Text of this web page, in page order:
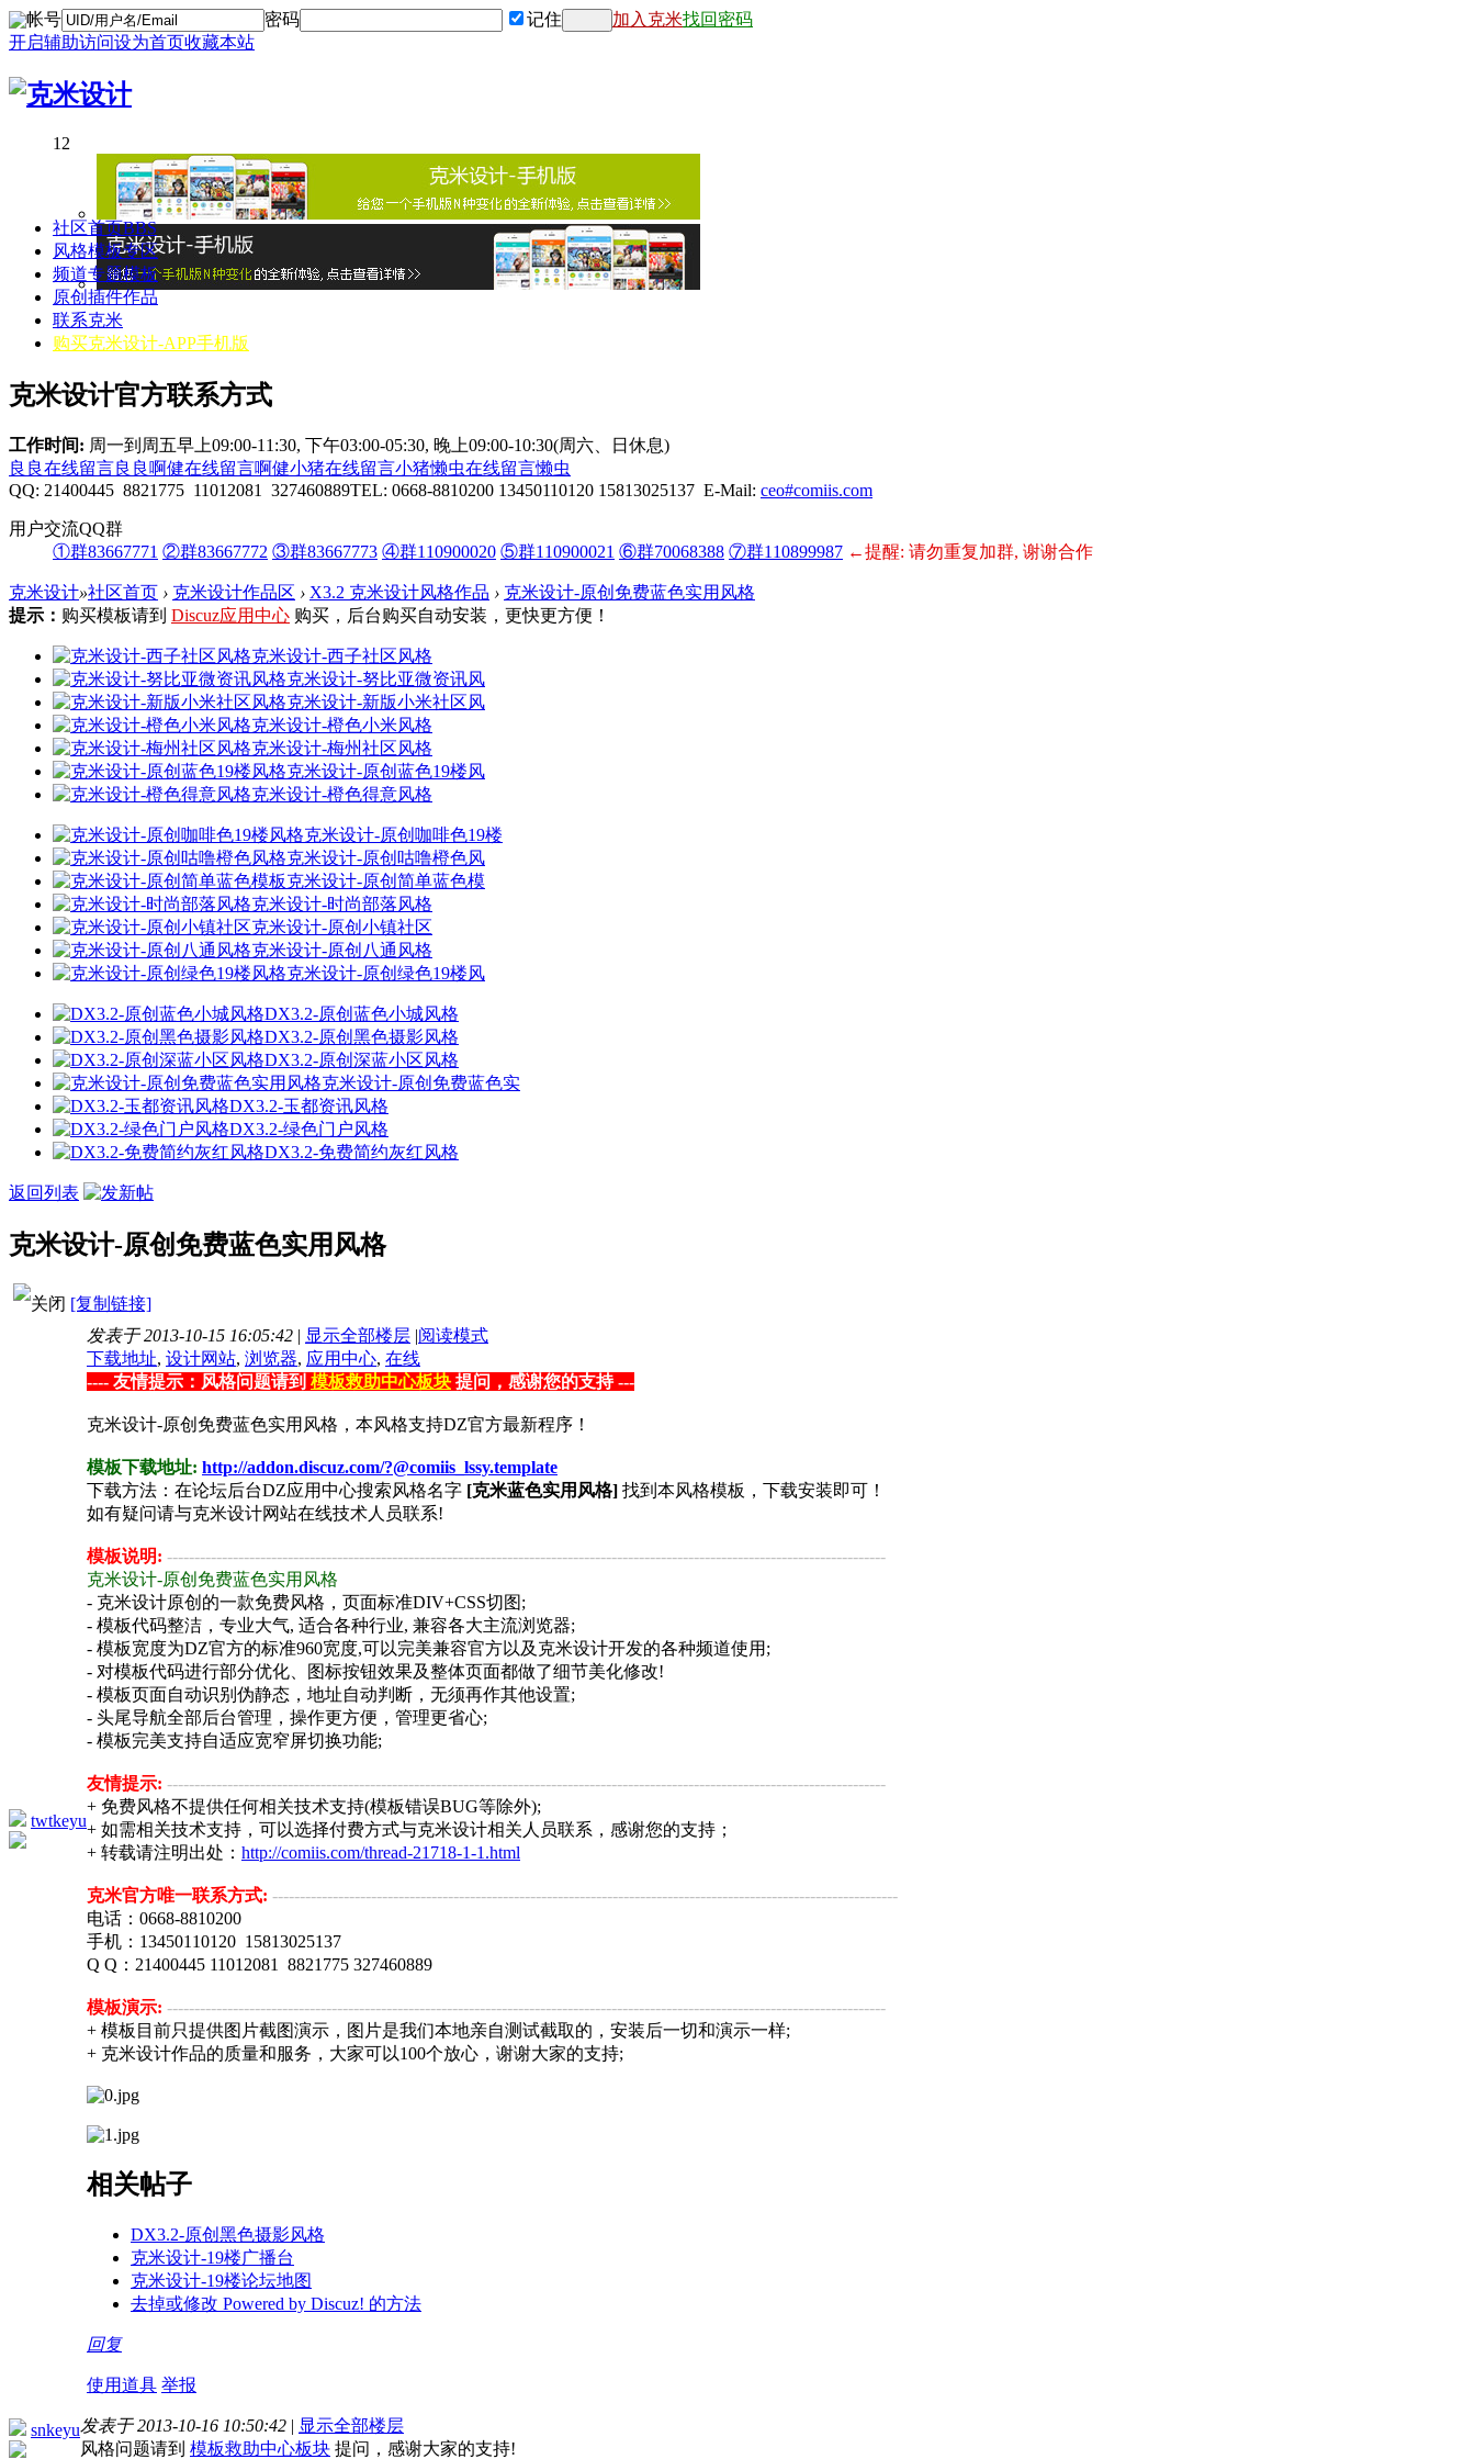
帐号 密码 记住 加入克米找回密码
开启辅助访问设为首页收藏本站
1 2
社区首页BBS
风格模板专区
频道专题模板
原创插件作品
联系克米
购买克米设计-APP手机版
克米设计官方联系方式
工作时间: 周一到周五早上09:00-11:30, 下午03:00-05:30, 晚上09:00-10:30(周六、日休息)
良良在线留言良良 啊健在线留言啊健小猪在线留言小猪懒虫在线留言懒虫
QQ: 21400445 8821775 11012081 327460889TEL: 0668-8810200 13450110120 15813025137 E-Mail: ceo#comiis.com
用户交流QQ群
①群83667771 ②群83667772 ③群83667773 ④群110900020 ⑤群110900021 ⑥群70068388 ⑦群110899987 ←提醒: 请勿重复加群, 谢谢合作
克米设计»社区首页 › 克米设计作品区 › X3.2 克米设计风格作品 › 克米设计-原创免费蓝色实用风格
提示： 购买模板请到 Discuz应用中心 购买，后台购买自动安装，更快更方便！
克米设计-西子社区风格
克米设计-努比亚微资讯风
克米设计-新版小米社区风
克米设计-橙色小米风格
克米设计-梅州社区风格
克米设计-原创蓝色19楼风
克米设计-橙色得意风格
克米设计-原创咖啡色19楼
克米设计-原创咕噜橙色风
克米设计-原创简单蓝色模
克米设计-时尚部落风格
克米设计-原创小镇社区
克米设计-原创八通风格
克米设计-原创绿色19楼风
DX3.2-原创蓝色小城风格
DX3.2-原创黑色摄影风格
DX3.2-原创深蓝小区风格
克米设计-原创免费蓝色实
DX3.2-玉都资讯风格
DX3.2-绿色门户风格
DX3.2-免费简约灰红风格
返回列表
克米设计-原创免费蓝色实用风格
[复制链接]
twtkeyu
发表于 2013-10-15 16:05:42 | 显示全部楼层 |阅读模式
下载地址, 设计网站, 浏览器, 应用中心, 在线
---- 友情提示：风格问题请到 模板救助中心板块 提问，感谢您的支持 ---
克米设计-原创免费蓝色实用风格，本风格支持DZ官方最新程序！
模板下载地址: http://addon.discuz.com/?@comiis_lssy.template
下载方法：在论坛后台DZ应用中心搜索风格名字 [克米蓝色实用风格] 找到本风格模板，下载安装即可！
如有疑问请与克米设计网站在线技术人员联系!
模板说明: -----------------------------------------------------------------------------------------------------------------------------------
克米设计-原创免费蓝色实用风格
- 克米设计原创的一款免费风格，页面标准DIV+CSS切图;
- 模板代码整洁，专业大气, 适合各种行业, 兼容各大主流浏览器;
- 模板宽度为DZ官方的标准960宽度,可以完美兼容官方以及克米设计开发的各种频道使用;
- 对模板代码进行部分优化、图标按钮效果及整体页面都做了细节美化修改!
- 模板页面自动识别伪静态，地址自动判断，无须再作其他设置;
- 头尾导航全部后台管理，操作更方便，管理更省心;
- 模板完美支持自适应宽窄屏切换功能;
友情提示: -----------------------------------------------------------------------------------------------------------------------------------
+ 免费风格不提供任何相关技术支持(模板错误BUG等除外);
+ 如需相关技术支持，可以选择付费方式与克米设计相关人员联系，感谢您的支持；
+ 转载请注明出处： http://comiis.com/thread-21718-1-1.html
克米官方唯一联系方式: ------------------------------------------------------------------------------------------------------------------
电话：0668-8810200
手机：13450110120 15813025137
Q Q：21400445 11012081 8821775 327460889
模板演示: -----------------------------------------------------------------------------------------------------------------------------------
+ 模板目前只提供图片截图演示，图片是我们本地亲自测试截取的，安装后一切和演示一样;
+ 克米设计作品的质量和服务，大家可以100个放心，谢谢大家的支持;
相关帖子
DX3.2-原创黑色摄影风格
克米设计-19楼广播台
克米设计-19楼论坛地图
去掉或修改 Powered by Discuz! 的方法
回复
使用道具 举报
snkeyu发表于 2013-10-16 10:50:42 | 显示全部楼层
风格问题请到 模板救助中心板块 提问，感谢大家的支持!